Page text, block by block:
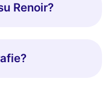
Renoir?